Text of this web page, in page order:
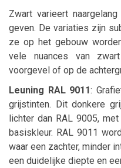
Zwart varieert
geven. De variaties zijn
ze op het gebouw
vele nuances van
voorgevel of op de
Leuning RAL 9011:
grijstinten. Dit donkere
lichter dan RAL 9005,
basiskleur. RAL 9011
waar een zachter, minder
een duidelijke diepte en